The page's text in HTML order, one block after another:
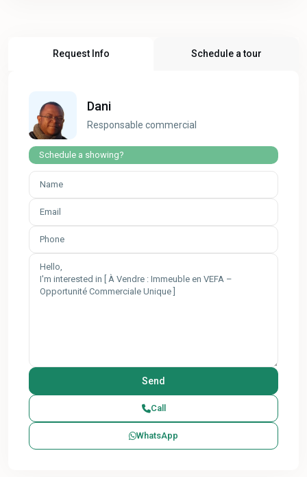
Request Info Schedule a tour
Dani
Responsable commercial
Schedule a showing?
Call
WhatsApp